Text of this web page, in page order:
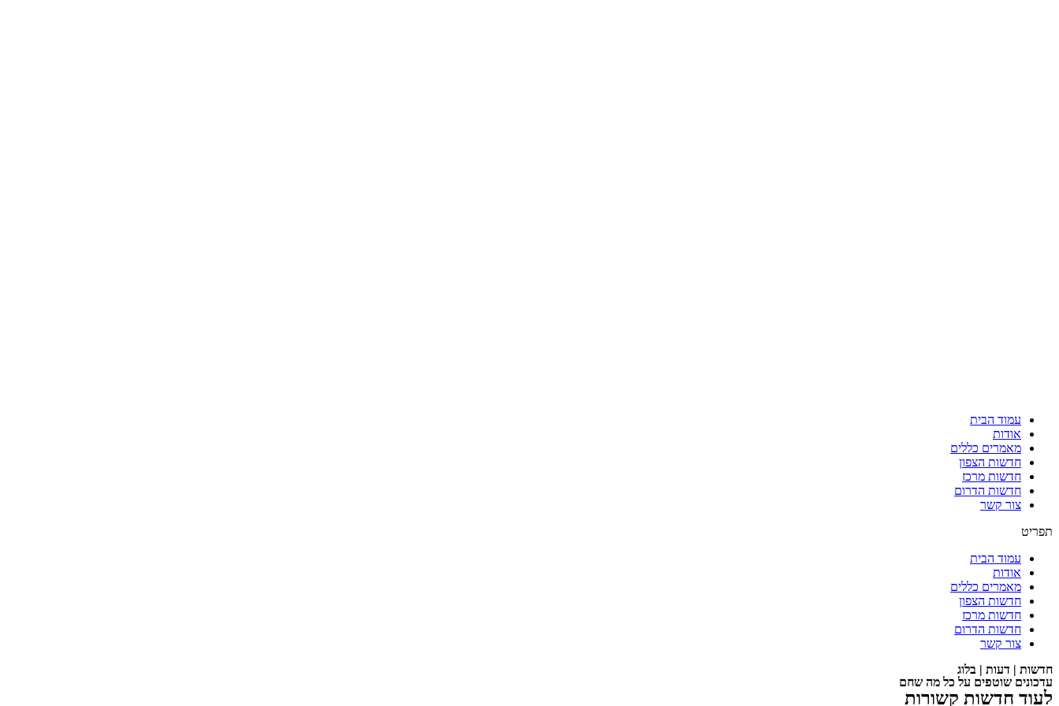
עמוד הבית
אודות
מאמרים כללים
חדשות הצפון
חדשות מרכז
חדשות הדרום
צור קשר
תפריט
עמוד הבית
אודות
מאמרים כללים
חדשות הצפון
חדשות מרכז
חדשות הדרום
צור קשר
חדשות | דעות | בלוג
עדכונים שוטפים על כל מה שחם
לעוד חדשות קשורות